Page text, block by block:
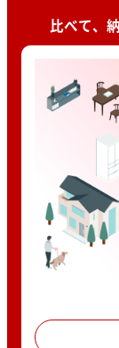
比べて、